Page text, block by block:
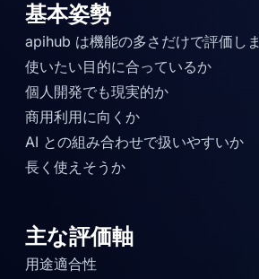
基本姿勢
apihub は機能の多さだけで評価し
使いたい目的に合っているか
個人開発でも現実的か
商用利用に向くか
AI との組み合わせで扱いやすいか
長く使えそうか
主な評価軸
用途適合性